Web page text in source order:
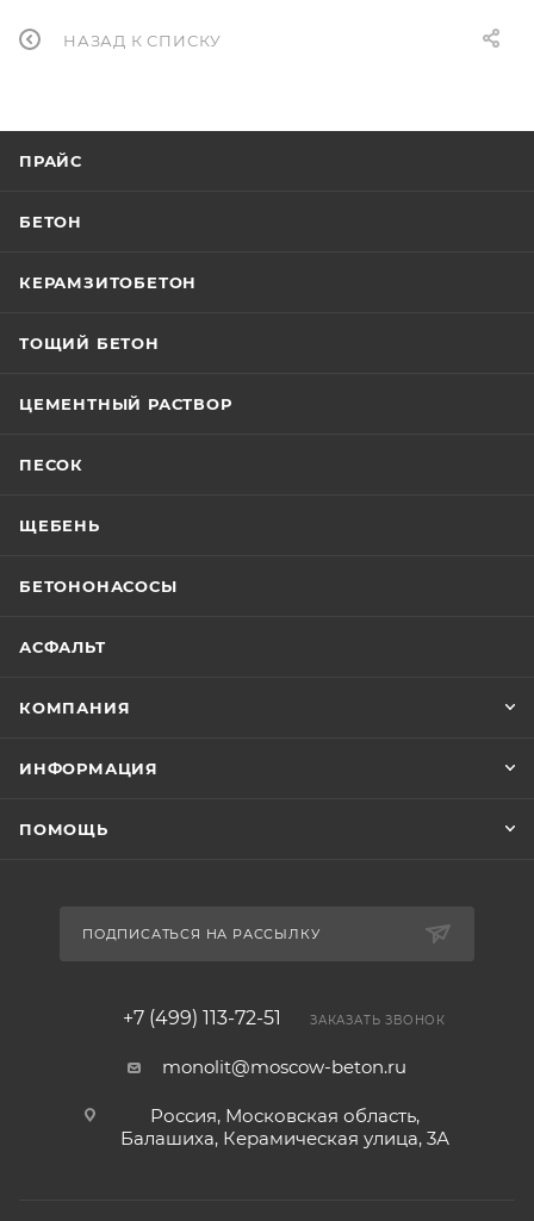
НАЗАД К СПИСКУ
ПРАЙС
БЕТОН
КЕРАМЗИТОБЕТОН
ТОЩИЙ БЕТОН
ЦЕМЕНТНЫЙ РАСТВОР
ПЕСОК
ЩЕБЕНЬ
БЕТОНОНАСОСЫ
АСФАЛЬТ
КОМПАНИЯ
ИНФОРМАЦИЯ
ПОМОЩЬ
ПОДПИСАТЬСЯ НА РАССЫЛКУ
+7 (499) 113-72-51 ЗАКАЗАТЬ ЗВОНОК
monolit@moscow-beton.ru
Россия, Московская область,
Балашиха, Керамическая улица, 3А